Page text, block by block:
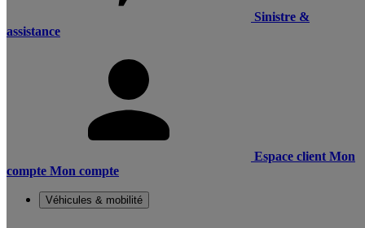
Sinistre &
assistance
Espace client Mon
compte Mon compte
Véhicules & mobilité